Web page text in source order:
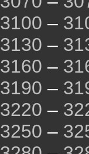
3100 –
3130 –
3160 –
3190 –
3220 –
3250 –